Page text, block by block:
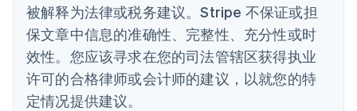
被解释为法律或税务建议。Stripe 不保证或担
保文章中信息的准确性、完整性、充分性或时
效性。您应该寻求在您的司法管辖区获得执业
许可的合格律师或会计师的建议，以就您的特
定情况提供建议。
德国
DeutschEnglish
法国
FrançaisEnglish
芬兰
EnglishSvenska